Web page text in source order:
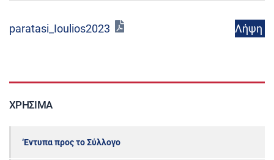
paratasi_Ioulios2023 Λήψη
ΧΡΉΣΙΜΑ
‘Εντυπα προς το Σύλλογο